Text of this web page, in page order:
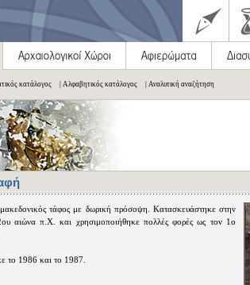
κατάλογος | Αλφαβητικός κατάλογος | Αναλυτική αναζήτηση
τάφος με δωρική πρόσοψη. Κατασκευάστηκε στην
αιώνα π.Χ. και χρησιμοποιήθηκε πολλές φορές ως τον 1ο
το 1986 και το 1987.